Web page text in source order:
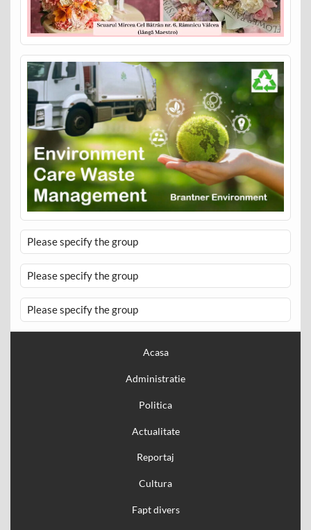
Please specify the group
Please specify the group
Please specify the group
Acasa
Administratie
Politica
Actualitate
Reportaj
Cultura
Fapt divers